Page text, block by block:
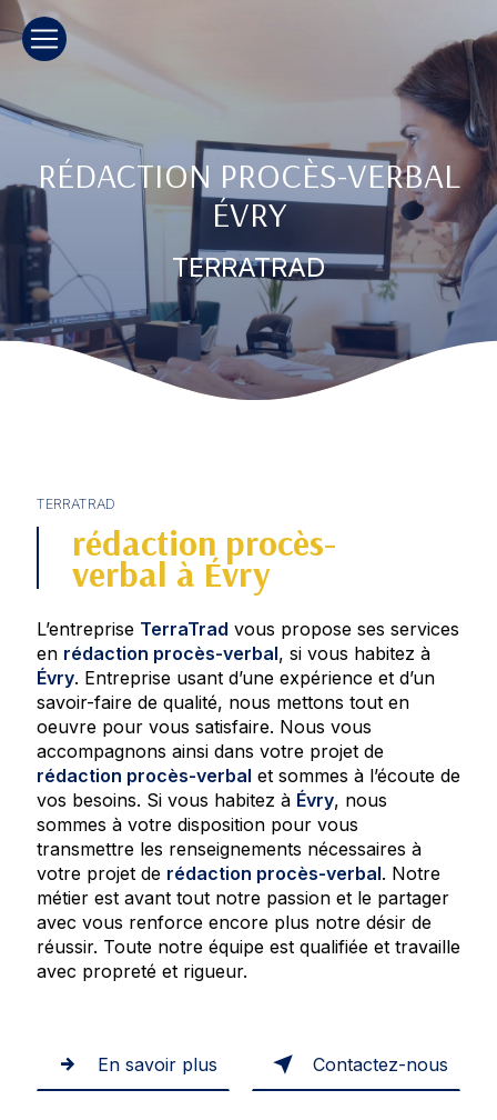
RÉDACTION PROCÈS-VERBAL
ÉVRY
TERRATRAD
TERRATRAD
rédaction procès-
verbal à Évry
L’entreprise TerraTrad vous propose ses services
en rédaction procès-verbal, si vous habitez à
Évry. Entreprise usant d’une expérience et d’un
savoir-faire de qualité, nous mettons tout en
oeuvre pour vous satisfaire. Nous vous
accompagnons ainsi dans votre projet de
rédaction procès-verbal et sommes à l’écoute de
vos besoins. Si vous habitez à Évry, nous
sommes à votre disposition pour vous
transmettre les renseignements nécessaires à
votre projet de rédaction procès-verbal. Notre
métier est avant tout notre passion et le partager
avec vous renforce encore plus notre désir de
réussir. Toute notre équipe est qualifiée et travaille
avec propreté et rigueur.
En savoir plus Contactez-nous
Panneau de gestion des cookies